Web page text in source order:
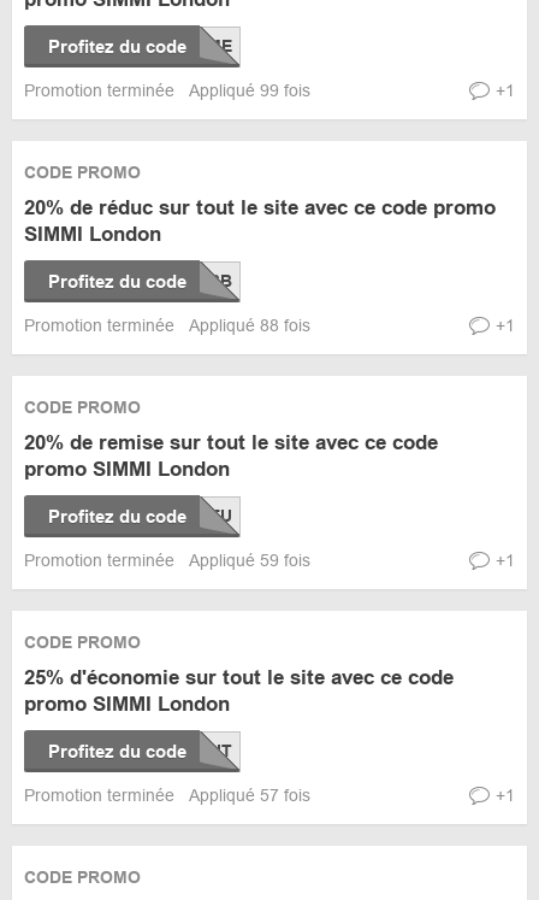
Profitez du code
Promotion terminée Appliqué 99 fois +1
CODE PROMO
20% de réduc sur tout le site avec ce code promo
SIMMI London
Profitez du code
Promotion terminée Appliqué 88 fois +1
CODE PROMO
20% de remise sur tout le site avec ce code
promo SIMMI London
Profitez du code
Promotion terminée Appliqué 59 fois +1
CODE PROMO
25% d'économie sur tout le site avec ce code
promo SIMMI London
Profitez du code
Promotion terminée Appliqué 57 fois +1
CODE PROMO